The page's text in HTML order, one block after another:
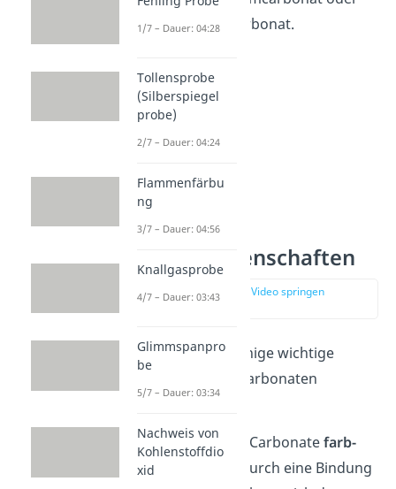
Natriumhydrogencarbonat.
Carbonat Eigenschaften
zur Stelle im Video springen
(01:20)
Hier haben wir dir einige wichtige
von Carbonaten
zusammengefasst:
In der Regel sind Carbonatefarb-
und geruchlos
. Durch eine Bindung
1/7 – Dauer: 04:28
Tollensprobe
(Silberspiegel
probe)
2/7 – Dauer: 04:24
Flammenfärbu
ng
3/7 – Dauer: 04:56
Knallgasprobe
4/7 – Dauer: 03:43
Glimmspanpro
be
5/7 – Dauer: 03:34
Nachweis von
Kohlenstoffdio
xid